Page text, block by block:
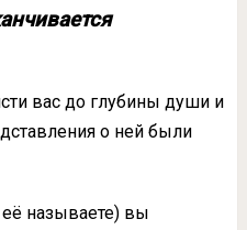
вас до глубины души и
о ней были
называете) вы